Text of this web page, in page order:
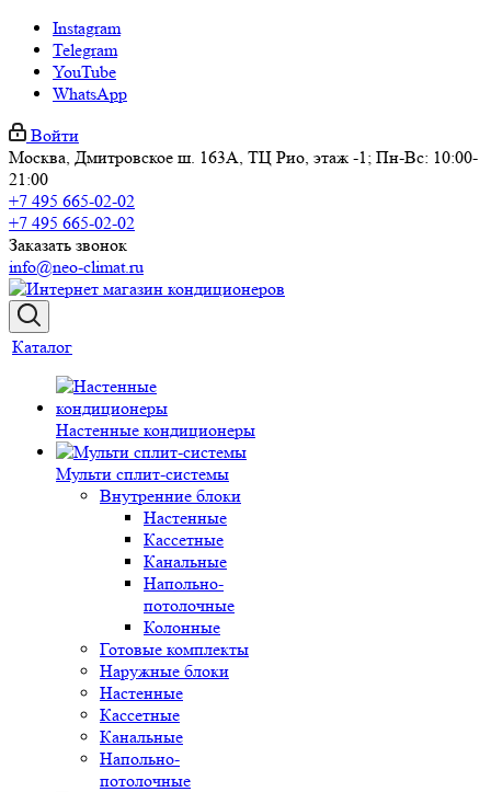
Instagram
Telegram
YouTube
WhatsApp
Войти
Москва, Дмитровское ш. 163А, ТЦ Рио, этаж -1; Пн-Вс: 10:00-
21:00
+7 495 665-02-02
+7 495 665-02-02
Заказать звонок
info@neo-climat.ru
Каталог
Настенные кондиционеры
Мульти сплит-системы
Внутренние блоки
Настенные
Кассетные
Канальные
Напольно-
потолочные
Колонные
Готовые комплекты
Наружные блоки
Настенные
Кассетные
Канальные
Напольно-
потолочные